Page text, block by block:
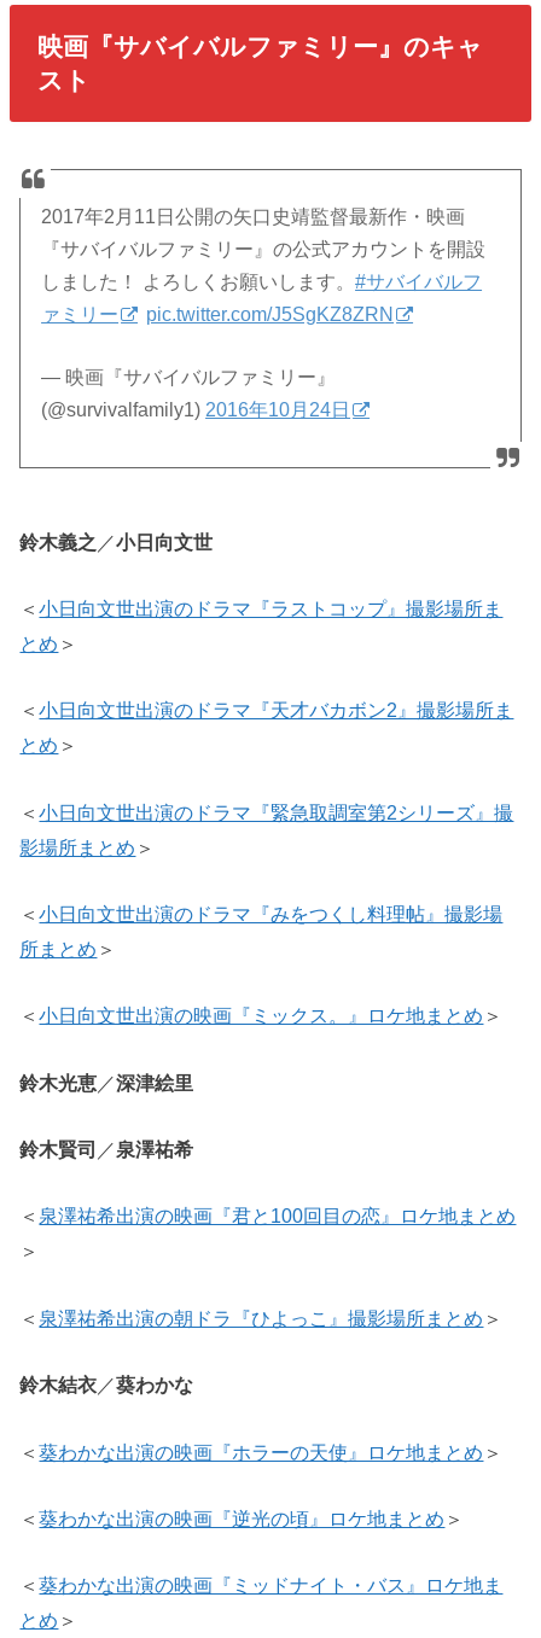
映画『サバイバルファミリー』のキャ
スト
2017年2月11日公開の矢口史靖監督最新作・映画
『サバイバルファミリー』の公式アカウントを開設
しました！ よろしくお願いします。#サバイバルフ
ァミリー
pic.twitter.com/J5SgKZ8ZRN
— 映画『サバイバルファミリー』
(@survivalfamily1) 2016年10月24日
鈴木義之 ／小日向文世
＜小日向文世出演のドラマ『ラストコップ』撮影場所ま
とめ ＞
＜小日向文世出演のドラマ『天才バカボン2』撮影場所ま
とめ ＞
＜小日向文世出演のドラマ『緊急取調室第2シリーズ』撮
影場所まとめ ＞
＜小日向文世出演のドラマ『みをつくし料理帖』撮影場
所まとめ ＞
＜小日向文世出演の映画『ミックス。』ロケ地まとめ ＞
鈴木光恵 ／深津絵里
鈴木賢司 ／泉澤祐希
＜ 泉澤祐希出演の映画『君と100回目の恋』ロケ地まとめ
＞
＜ 泉澤祐希出演の朝ドラ『ひよっこ』撮影場所まとめ ＞
鈴木結衣 ／葵わかな
＜葵わかな出演の映画『ホラーの天使』ロケ地まとめ ＞
＜葵わかな出演の映画『逆光の頃』ロケ地まとめ ＞
＜葵わかな出演の映画『ミッドナイト・バス』ロケ地ま
とめ ＞